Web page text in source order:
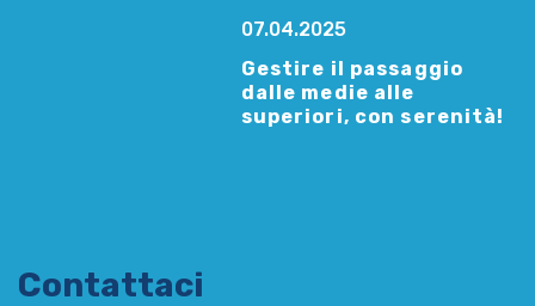
07.04.2025
Gestire il passaggio
dalle medie alle
superiori, con serenità!
Contattaci